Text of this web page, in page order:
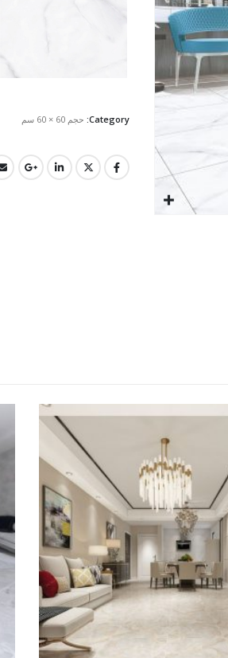
Category: حجم 60 × 60 سم